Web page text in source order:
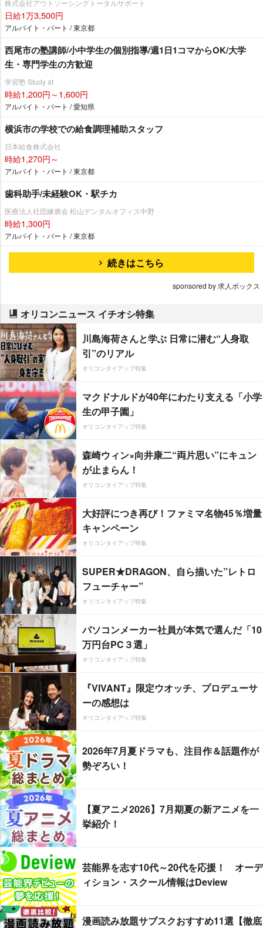
株式会社アウトソーシングトータルサポート
日給1万3,500円
アルバイト・パート / 東京都
西尾市の塾講師/小中学生の個別指導/週1日1コマからOK/大学
生・専門学生の方歓迎
学習塾 Study at
時給1,200円～1,600円
アルバイト・パート / 愛知県
横浜市の学校での給食調理補助スタッフ
日本給食株式会社
時給1,270円～
アルバイト・パート / 東京都
歯科助手/未経験OK・駅チカ
医療法人社団練廣会 松山デンタルオフィス中野
時給1,300円
アルバイト・パート / 東京都
続きはこちら
sponsored by 求人ボックス
オリコンニュース イチオシ特集
川島海荷さんと学ぶ 日常に潜む“人身取
引”のリアル
オリコンタイアップ特集
マクドナルドが40年にわたり支える「小学
生の甲子園」
オリコンタイアップ特集
森崎ウィン×向井康二“両片思い”にキュン
が止まらん！
オリコンタイアップ特集
大好評につき再び！ファミマ名物45％増量
キャンペーン
オリコンタイアップ特集
SUPER★DRAGON、自ら描いた”レトロ
フューチャー”
オリコンタイアップ特集
パソコンメーカー社員が本気で選んだ「10
万円台PC３選」
オリコンタイアップ特集
『VIVANT』限定ウオッチ、プロデューサ
ーの感想は
オリコンタイアップ特集
2026年7月夏ドラマも、注目作＆話題作が
勢ぞろい！
【夏アニメ2026】7月期夏の新アニメを一
挙紹介！
芸能界を志す10代～20代を応援！ オーデ
ィション・スクール情報はDeview
漫画読み放題サブスクおすすめ11選【徹底